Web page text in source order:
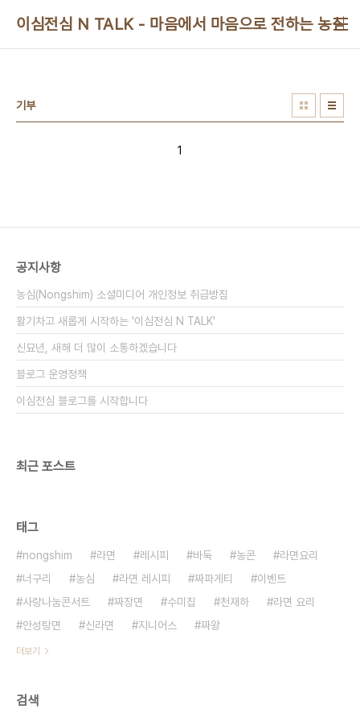
이심전심 N TALK - 마음에서 마음으로 전하는 농심
기부
1
공지사항
농심(Nongshim) 소셜미디어 개인정보 취급방침
활기차고 새롭게 시작하는 '이심전심 N TALK'
신묘년, 새해 더 많이 소통하겠습니다
블로그 운영정책
이심전심 블로그를 시작합니다
최근 포스트
태그
nongshim 라면 레시피 바둑 농콘
라면요리
너구리
농심 라면 레시피 짜파게티
이벤트
사랑나눔콘서트
짜장면 수미칩 천재하
라면 요리
안성탕면
신라면 지니어스 짜왕
더보기
검색